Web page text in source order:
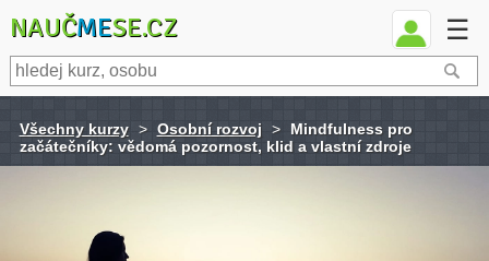
NAUČMESE.CZ ☰
Všechny kurzy > Osobní rozvoj >
Mindfulness pro
začátečníky: vědomá pozornost, klid a vlastní zdroje